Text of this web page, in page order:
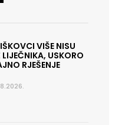
VIŠE NISU
LIJEČNIKA, USKORO
RJEŠENJE